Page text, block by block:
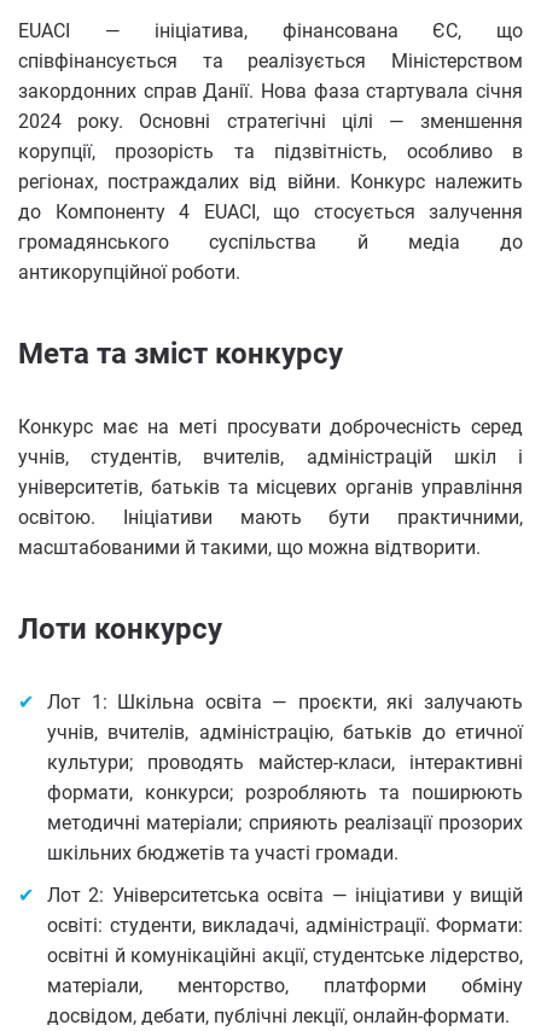
EUACI — ініціатива, фінансована ЄС, що
співфінансується та реалізується Міністерством
закордонних справ Данії. Нова фаза стартувала січня
2024 року. Основні стратегічні цілі — зменшення
корупції, прозорість та підзвітність, особливо в
регіонах, постраждалих від війни. Конкурс належить
до Компоненту 4 EUACI, що стосується залучення
громадянського суспільства й медіа до
антикорупційної роботи.
Мета та зміст конкурсу
Конкурс має на меті просувати доброчесність серед
учнів, студентів, вчителів, адміністрацій шкіл і
університетів, батьків та місцевих органів управління
освітою. Ініціативи мають бути практичними,
масштабованими й такими, що можна відтворити.
Лоти конкурсу
Лот 1: Шкільна освіта — проєкти, які залучають
учнів, вчителів, адміністрацію, батьків до етичної
культури; проводять майстер-класи, інтерактивні
формати, конкурси; розробляють та поширюють
методичні матеріали; сприяють реалізації прозорих
шкільних бюджетів та участі громади.
Лот 2: Університетська освіта — ініціативи у вищій
освіті: студенти, викладачі, адміністрації. Формати:
освітні й комунікаційні акції, студентське лідерство,
матеріали, менторство, платформи обміну
досвідом, дебати, публічні лекції, онлайн-формати.